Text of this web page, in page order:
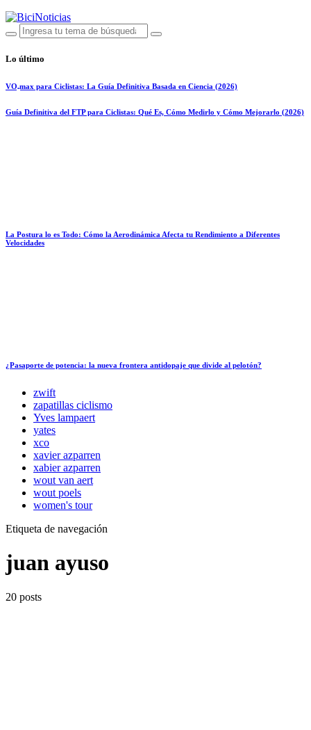
Lo último
VO₂max para Ciclistas: La Guía Definitiva Basada en Ciencia (2026)
Guía Definitiva del FTP para Ciclistas: Qué Es, Cómo Medirlo y Cómo Mejorarlo (2026)
La Postura lo es Todo: Cómo la Aerodinámica Afecta tu Rendimiento a Diferentes
Velocidades
¿Pasaporte de potencia: la nueva frontera antidopaje que divide al pelotón?
zwift
zapatillas ciclismo
Yves lampaert
yates
xco
xavier azparren
xabier azparren
wout van aert
wout poels
women's tour
Etiqueta de navegación
juan ayuso
20 posts